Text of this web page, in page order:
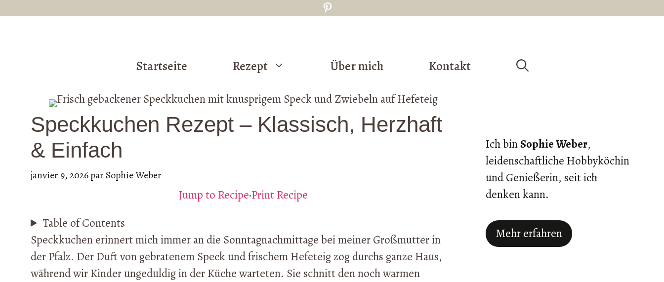
Pinterest
Startseite Rezept Über mich Kontakt
Speckkuchen Rezept – Klassisch, Herzhaft
& Einfach
janvier 9, 2026parSophie Weber
Jump to Recipe·Print Recipe
Table of Contents
Speckkuchen erinnert mich immer an die Sonntagnachmittage bei meiner Großmutter in
der Pfalz. Der Duft von gebratenem Speck und frischem Hefeteig zog durchs ganze Haus,
während wir Kinder ungeduldig in der Küche warteten. Sie schnitt den noch warmen
Ich binSophie Weber,
leidenschaftliche Hobbyköchin
und Genießerin, seit ich
denken kann.
Mehr erfahren